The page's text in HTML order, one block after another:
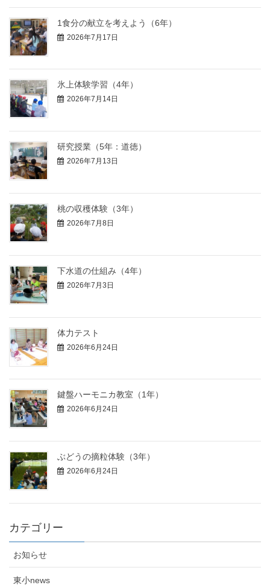
1食分の献立を考えよう（6年）
2026年7月17日
氷上体験学習（4年）
2026年7月14日
研究授業（5年：道徳）
2026年7月13日
桃の収穫体験（3年）
2026年7月8日
下水道の仕組み（4年）
2026年7月3日
体力テスト
2026年6月24日
鍵盤ハーモニカ教室（1年）
2026年6月24日
ぶどうの摘粒体験（3年）
2026年6月24日
カテゴリー
お知らせ
東小news